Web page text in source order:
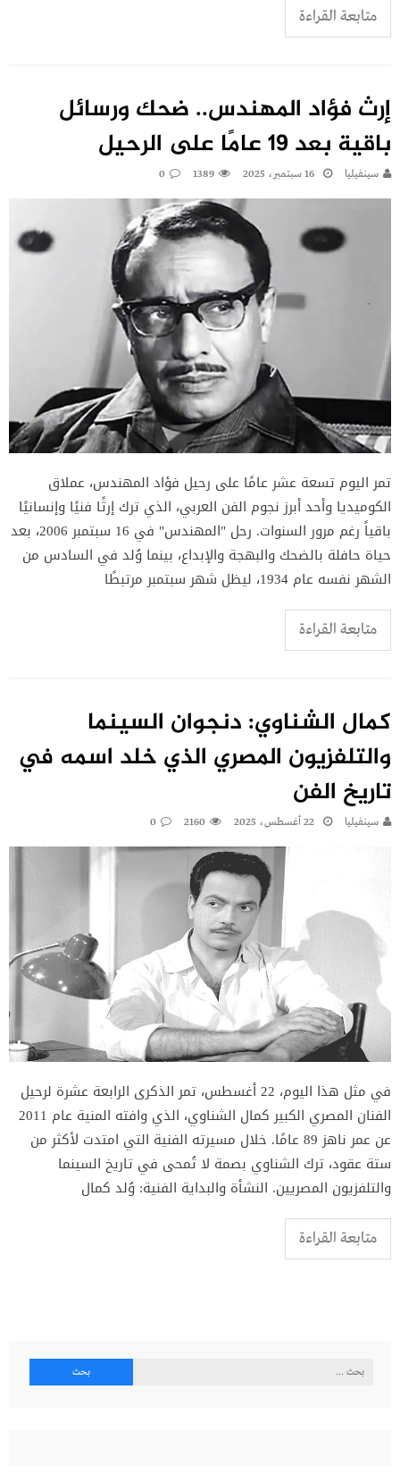
متابعة القراءة
إرث فؤاد المهندس.. ضحك ورسائل
باقية بعد 19 عامًا على الرحيل
سينفيليا 16 سبتمبر، 2025 1389
0
تمر اليوم تسعة عشر عامًا على رحيل فؤاد المهندس، عملاق
الكوميديا وأحد أبرز نجوم الفن العربي، الذي ترك إرثًا فنيًا وإنسانيًا
باقياً رغم مرور السنوات. رحل "المهندس" في 16 سبتمبر 2006، بعد
حياة حافلة بالضحك والبهجة والإبداع، بينما وُلد في السادس من
الشهر نفسه عام 1934، ليظل شهر سبتمبر مرتبطًا
متابعة القراءة
كمال الشناوي: دنجوان السينما
والتلفزيون المصري الذي خلد اسمه في
تاريخ الفن
سينفيليا 22 أغسطس، 2025 2160
0
في مثل هذا اليوم، 22 أغسطس، تمر الذكرى الرابعة عشرة لرحيل
الفنان المصري الكبير كمال الشناوي، الذي وافته المنية عام 2011
عن عمر ناهز 89 عامًا. خلال مسيرته الفنية التي امتدت لأكثر من
ستة عقود، ترك الشناوي بصمة لا تُمحى في تاريخ السينما
والتلفزيون المصريين. النشأة والبداية الفنية: وُلد كمال
متابعة القراءة
البحث